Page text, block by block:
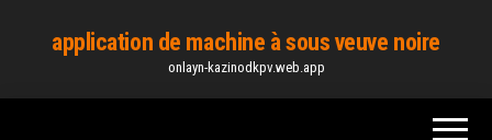
content
application de machine à sous veuve noire
onlayn-kazinodkpv.web.app